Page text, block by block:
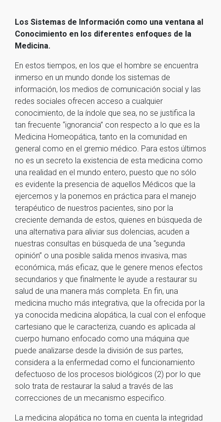
Los Sistemas de Información como una ventana al
Conocimiento en los diferentes enfoques de la
Medicina.
En estos tiempos, en los que el hombre se encuentra
inmerso en un mundo donde los sistemas de
información, los medios de comunicación social y las
redes sociales ofrecen acceso a cualquier
conocimiento, de la índole que sea, no se justifica la
tan frecuente “ignorancia” con respecto a lo que es la
Medicina Homeopática, tanto en la comunidad en
general como en el gremio médico. Para estos últimos
no es un secreto la existencia de esta medicina como
una realidad en el mundo entero, puesto que no sólo
es evidente la presencia de aquellos Médicos que la
ejercemos y la ponemos en práctica para el manejo
terapéutico de nuestros pacientes, sino por la
creciente demanda de estos, quienes en búsqueda de
una alternativa para aliviar sus dolencias, acuden a
nuestras consultas en búsqueda de una “segunda
opinión” o una posible salida menos invasiva, mas
económica, más eficaz, que le genere menos efectos
secundarios y que finalmente le ayude a restaurar su
salud de una manera más completa. En fin, una
medicina mucho más integrativa, que la ofrecida por la
ya conocida medicina alopática, la cual con el enfoque
cartesiano que le caracteriza, cuando es aplicada al
cuerpo humano enfocado como una máquina que
puede analizarse desde la división de sus partes,
considera a la enfermedad como el funcionamiento
defectuoso de los procesos biológicos (2) por lo que
solo trata de restaurar la salud a través de las
correcciones de un mecanismo especifico.
La medicina alopática no toma en cuenta la integridad